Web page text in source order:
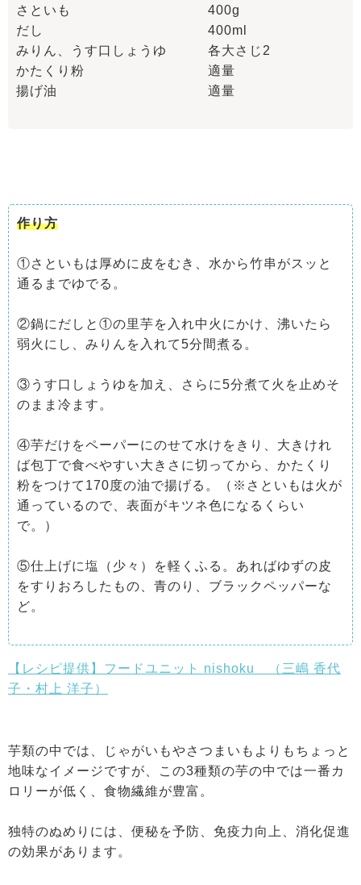
さといも 400g
だし 400ml
みりん、うす口しょうゆ 各大さじ2
かたくり粉 適量
揚げ油 適量
作り方
①さといもは厚めに皮をむき、水から竹串がスッと
通るまでゆでる。
②鍋にだしと①の里芋を入れ中火にかけ、沸いたら
弱火にし、みりんを入れて5分間煮る。
③うす口しょうゆを加え、さらに5分煮て火を止めそ
のまま冷ます。
④芋だけをペーパーにのせて水けをきり、大きけれ
ば包丁で食べやすい大きさに切ってから、かたくり
粉をつけて170度の油で揚げる。（※さといもは火が
通っているので、表面がキツネ色になるくらい
で。）
⑤仕上げに塩（少々）を軽くふる。あればゆずの皮
をすりおろしたもの、青のり、ブラックペッパーな
ど。
【レシピ提供】フードユニット nishoku （三嶋 香代
子・村上 洋子）
芋類の中では、じゃがいもやさつまいもよりもちょっと
地味なイメージですが、この3種類の芋の中では一番カ
ロリーが低く、食物繊維が豊富。
独特のぬめりには、便秘を予防、免疫力向上、消化促進
の効果があります。